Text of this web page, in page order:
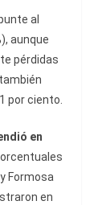
al
aunque
pérdidas
por ciento.
en
Formosa
en